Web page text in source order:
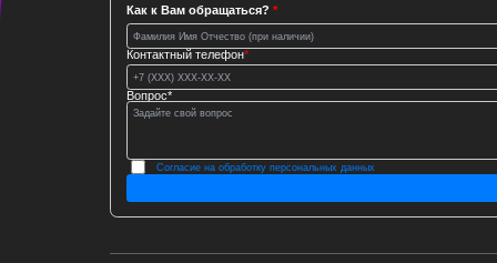
Как к Вам обращаться? *
Контактный телефон*
Вопрос*
Согласие на обработку персональных данных